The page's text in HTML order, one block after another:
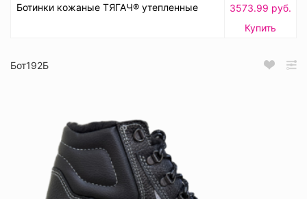
Ботинки кожаные ТЯГАЧ® утепленные
3573.99 руб.
Купить
Бот192Б